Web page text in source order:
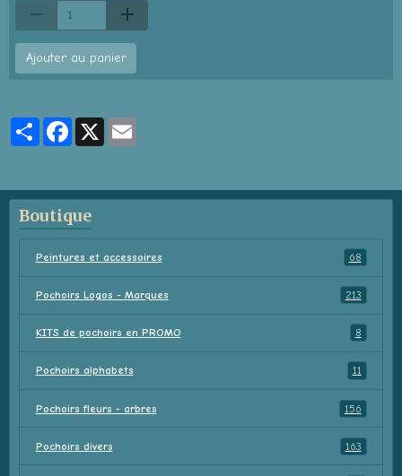
Ajouter au panier
PartagerFacebook
Boutique
Peintures et accessoires 68
Pochoirs Logos - Marques 213
KITS de pochoirs en PROMO 8
Pochoirs alphabets 11
Pochoirs fleurs - arbres 156
Pochoirs divers 163